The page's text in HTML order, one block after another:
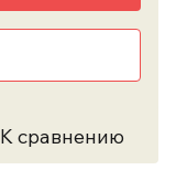
К сравнению